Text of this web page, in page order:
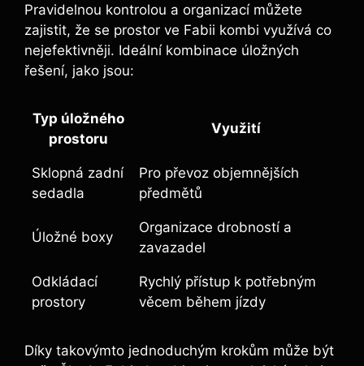
Pravidelnou kontrolou a organizací můžete
zajistit, že se prostor ve Fabii kombi využívá co
nejefektivněji. Ideální kombinace úložných
řešení, jako jsou:
Typ úložného
prostoru
Využití
Sklopná zadní
sedadla
Pro převoz objemnějších
předmětů
Úložné boxy
Organizace drobností a
zavazadel
Odkládací
prostory
Rychlý přístup k potřebným
věcem během jízdy
Díky takovýmto jednoduchým krokům může být